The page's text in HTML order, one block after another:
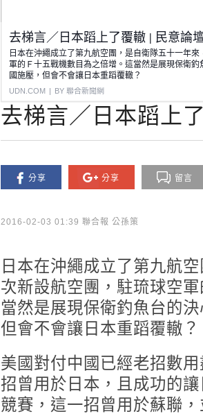
去梯言／日本蹈上了覆轍 | 民意論
日本在沖繩成立了第九航空團，是自衛隊五十一年
軍的Ｆ十五戰機數目為之倍增。這當然是展現保衛
國施壓，但會不會讓日本重蹈覆轍？
UDN.COM | BY 聯合新聞網
去梯言／日本蹈上
分享 分享 留言
2016-02-03 01:39 聯合報 公孫策
日本在沖繩成立了第九航
次新設航空團，駐琉球空
當然是展現保衛釣魚台的
但會不會讓日本重蹈覆轍？
美國對付中國已經老招數
招曾用於日本，且成功的
競賽，這一招曾用於蘇聯